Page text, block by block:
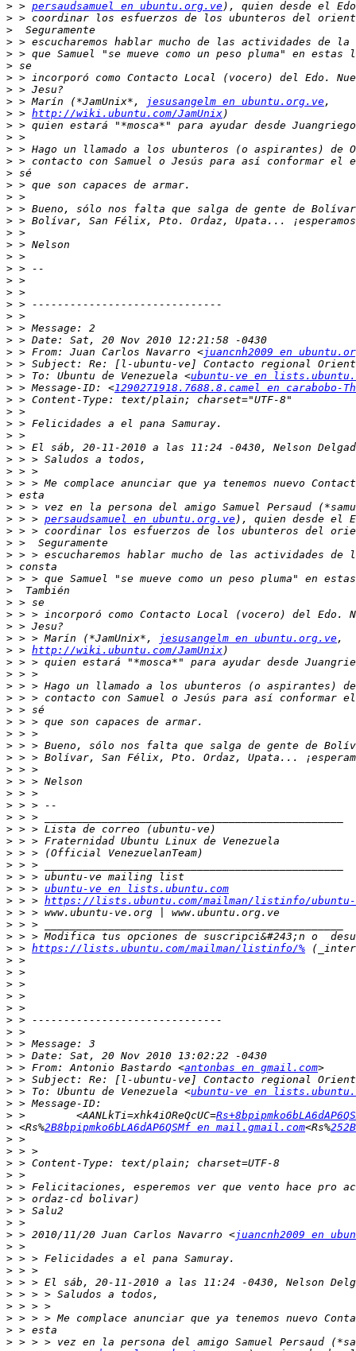
> > persaudsamuel en ubuntu.org.ve
>
>
>
>
>
>
>
> > Marín (*JamUnix*, jesusangelm en ubuntu.org.ve
> > http://wiki.ubuntu.com/JamUnix
>
>
>
>
>
>
>
>
>
>
>
>
>
>
>
>
>
>
>
> > From: Juan Carlos Navarro <juancnh2009 en
>
> > To: Ubuntu de Venezuela <ubuntu-ve en
> > Message-ID: <1290271918.7688.8.camel en carabobo-
>
>
>
>
>
>
>
>
>
>
> > > persaudsamuel en ubuntu.org.ve
>
>
>
>
>
>
>
>
>
> > > Marín (*JamUnix*, jesusangelm en ubuntu.org.ve
> > http://wiki.ubuntu.com/JamUnix
>
>
>
>
>
>
>
>
>
>
>
>
>
>
>
>
>
>
>
> > > ubuntu-ve en lists.ubuntu.com
> > > https://lists.ubuntu.com/mailman/listinfo/ubuntu-
>
>
>
> > https://lists.ubuntu.com/mailman/listinfo/%
>
>
>
>
>
>
>
>
>
> > From: Antonio Bastardo <antonbas en gmail.com
>
> > To: Ubuntu de Venezuela <ubuntu-ve en
>
> >        <AANLkTi=xhk4iOReQcUC=
> <Rs%2B8bpipmko6bLA6dAP6QSMf en mail.gmail.com<Rs%
>
>
>
>
>
>
>
>
> > 2010/11/20 Juan Carlos Navarro <juancnh2009 en
>
>
>
>
>
>
>
>
>